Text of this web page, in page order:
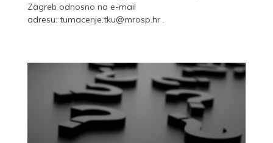
Zagreb odnosno na e-mail
adresu: tumacenje.tku@mrosp.hr .